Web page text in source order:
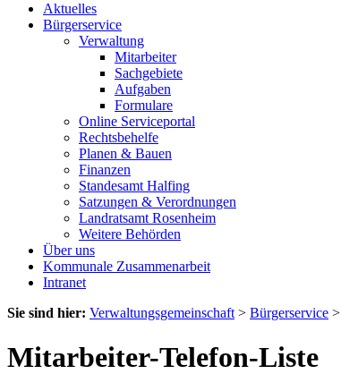
Aktuelles
Bürgerservice
Verwaltung
Mitarbeiter
Sachgebiete
Aufgaben
Formulare
Online Serviceportal
Rechtsbehelfe
Planen & Bauen
Finanzen
Standesamt Halfing
Satzungen & Verordnungen
Landratsamt Rosenheim
Weitere Behörden
Über uns
Kommunale Zusammenarbeit
Intranet
Sie sind hier: Verwaltungsgemeinschaft > Bürgerservice >
Mitarbeiter-Telefon-Liste